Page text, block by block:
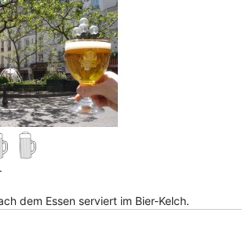
dem Essen serviert im Bier-Kelch.